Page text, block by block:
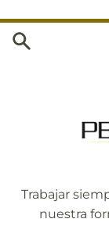
directamente
Trabajar
nuestra